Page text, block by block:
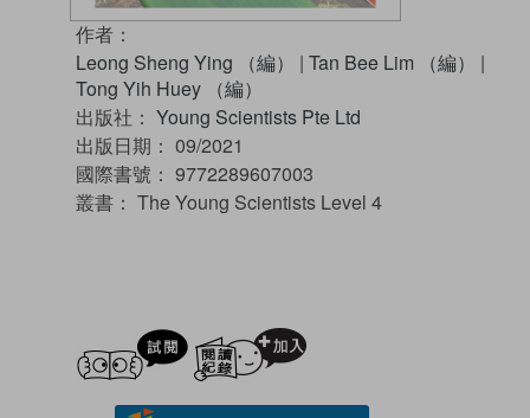
作者：
Leong Sheng Ying （編）
| Tan Bee Lim （編）
|
Tong Yih Huey （編）
出版社： Young Scientists Pte Ltd
出版日期： 09/2021
國際書號： 9772289607003
叢書： The Young Scientists Level 4
試閲